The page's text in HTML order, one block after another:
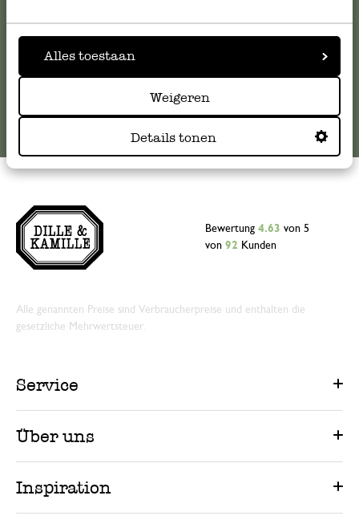
Alles toestaan
Weigeren
Details tonen
kundenservice@dille-kamille.at
Online-Kundenservice
Bewertung 4.63 von 5
von 92 Kunden
Alle genannten Preise sind Verbraucherpreise und enthalten die
gesetzliche Mehrwertsteuer.
Service
Über uns
Inspiration